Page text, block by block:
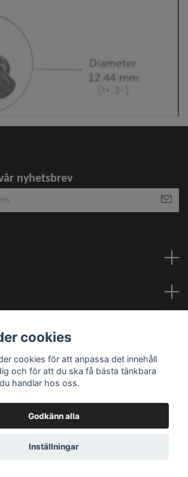
nyhetsbrev
© 2026 7STORE
cookies
cookies för att anpassa det innehåll
och för att du ska få bästa tänkbara
handlar hos oss.
Godkänn alla
Inställningar